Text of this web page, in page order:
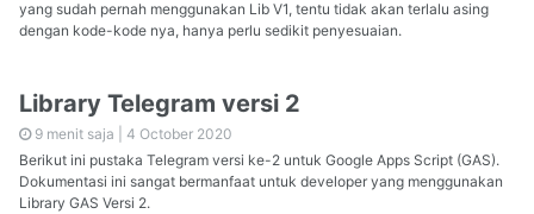
yang sudah pernah menggunakan Lib V1, tentu tidak akan terlalu asing
dengan kode-kode nya, hanya perlu sedikit penyesuaian.
Library Telegram versi 2
9 menit saja | 4 October 2020
Berikut ini pustaka Telegram versi ke-2 untuk Google Apps Script (GAS).
Dokumentasi ini sangat bermanfaat untuk developer yang menggunakan
Library GAS Versi 2.